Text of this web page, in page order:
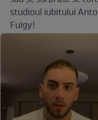
studioul iubitului
Fulgy!